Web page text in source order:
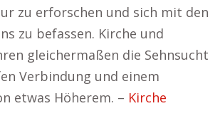
zu erforschen und sich mit den
zu befassen. Kirche und
gleichermaßen die Sehnsucht
Verbindung und einem
etwas Höherem. – Kirche